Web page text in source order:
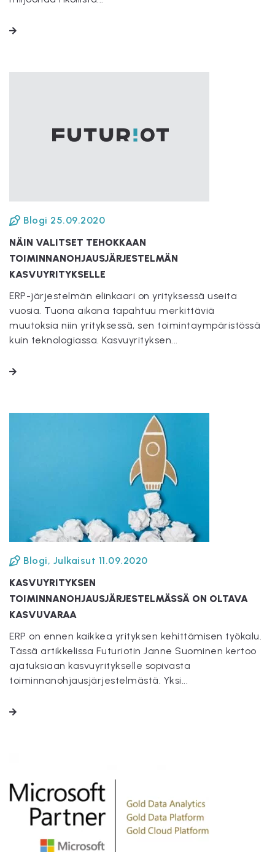
LUE LISÄÄ
Blogi 25.09.2020
NÄIN VALITSET TEHOKKAAN
TOIMINNANOHJAUSJÄRJESTELMÄN
KASVUYRITYKSELLE
ERP-järjestelmän elinkaari on yrityksessä useita
vuosia. Tuona aikana tapahtuu merkittäviä
muutoksia niin yrityksessä, sen toimintaympäristössä
kuin teknologiassa. Kasvuyrityksen...
LUE LISÄÄ
Blogi, Julkaisut 11.09.2020
KASVUYRITYKSEN
TOIMINNANOHJAUSJÄRJESTELMÄSSÄ ON OLTAVA
KASVUVARAA
ERP on ennen kaikkea yrityksen kehittämisen työkalu.
Tässä artikkelissa Futuriotin Janne Suominen kertoo
ajatuksiaan kasvuyritykselle sopivasta
toiminnanohjausjärjestelmästä. Yksi...
LUE LISÄÄ